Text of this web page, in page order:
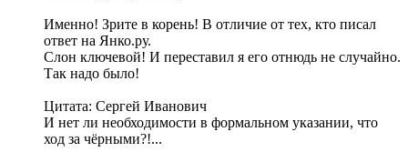
Именно! Зрите в корень! В отличие от тех, кто писал
ответ на Янко.ру.
Слон ключевой! И переставил я его отнюдь не случайно.
Так надо было!
Цитата: Сергей Иванович
И нет ли необходимости в формальном указании, что
ход за чёрными?!...